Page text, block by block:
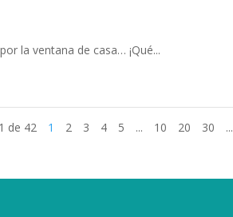
la ventana de casa… ¡Qué...
de 42 1 2 3 4 5 ... 10 20 30 ...